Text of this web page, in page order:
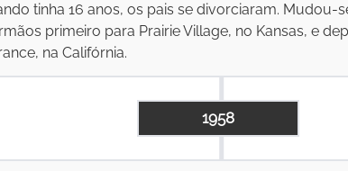
tinha 16 anos, os pais se divorciaram. Mudou-
primeiro para Prairie Village, no Kansas, e
na Califórnia.
1958